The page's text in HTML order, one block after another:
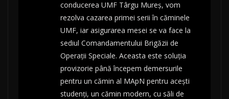
conducerea UMF Târgu Mureş, vom
rezolva cazarea primei serii în căminele
UMF, iar asigurarea mesei se va face la
sediul Comandamentului Brigăzii de
Operaţii Speciale. Aceasta este soluţia
provizorie până începem demersurile
pentru un cămin al MApN pentru aceşti
studenţi, un cămin modern, cu săli de